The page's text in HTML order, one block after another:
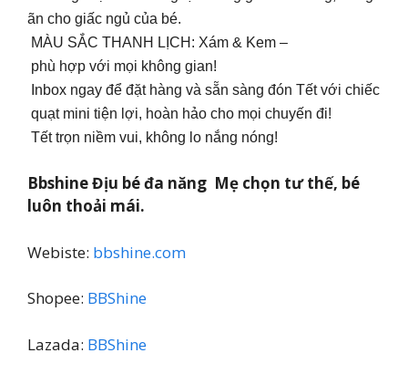
ãn cho giấc ngủ của bé.
MÀU SẮC THANH LỊCH: Xám & Kem –
phù hợp với mọi không gian!
Inbox ngay để đặt hàng và sẵn sàng đón Tết với chiếc
quạt mini tiện lợi, hoàn hảo cho mọi chuyến đi!
Tết trọn niềm vui, không lo nắng nóng!
Bbshine Địu bé đa năng Mẹ chọn tư thế, bé
luôn thoải mái.
Webiste: bbshine.com
Shopee: BBShine
Lazada: BBShine